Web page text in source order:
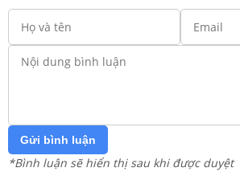
Gửi bình luận
*Bình luận sẽ hiển thị sau khi được duyệt